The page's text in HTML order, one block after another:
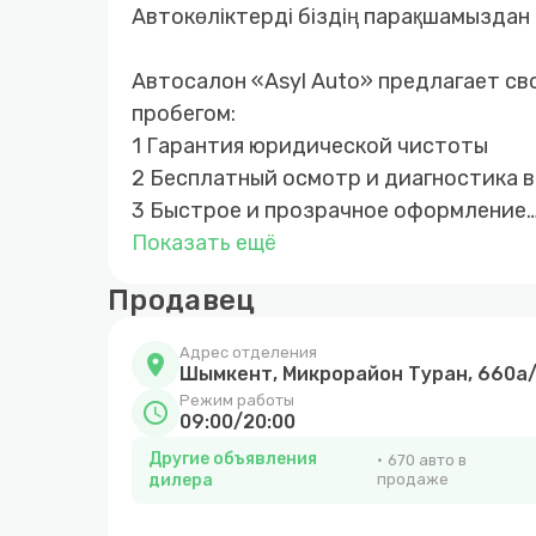
Автокөліктерді біздің
Автосалон «Asyl Auto» предлагает
пробегом:
1 Гарантия юридической чистоты
2 Бесплатный осмотр и диагностика
3 Быстрое и прозрачное оформление
4 Покупка автомобиля за наличный и
6 Обмен автомобиля с доплатой в обе
Показать ещё
Продавец
location_on Адрес отделения
Шымкент, Микрорайон Туран, 660а/
schedule Режим работы
09:00/20:00
Другие объявления
дилера
670 авто в
продаже